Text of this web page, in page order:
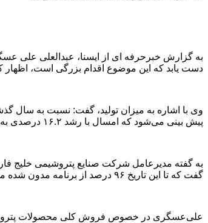
دست یابد که این موضوع اقدام بزرگی است، اظهار کرد: در ابعاد ملی نیز این شرکت در بین ۱۰۰ شرکت
پیش ‌بینی می‌شود که امسال با رشد ۱۶.۲ درصدی به عدد ۲۸.۷ میلیون تن دست یابیم و باتوجه به اینکه هلدینگ هر سال رشد هفت درصدی را تجربه می‌کند تحقق این رقم اتفاق مهمی است
گفت که تا این تاریخ ۹۶ درصد از برنامه مدون شده محقق شده است